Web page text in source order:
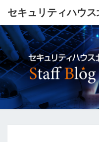
セキュリティハウ